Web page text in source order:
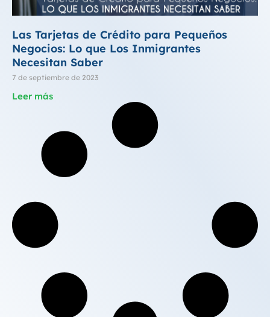
Las Tarjetas de Crédito para Pequeños
Negocios: Lo que Los Inmigrantes
Necesitan Saber
7 de septiembre de 2023
Leer más